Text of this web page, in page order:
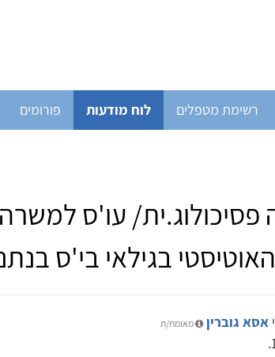
רשימת מטפלים לוח מודעות פורומים
פסיכולוג.ית/ עו'ס למשרה
בגילאי בי'ס
אסא גוברין מאומת/ת